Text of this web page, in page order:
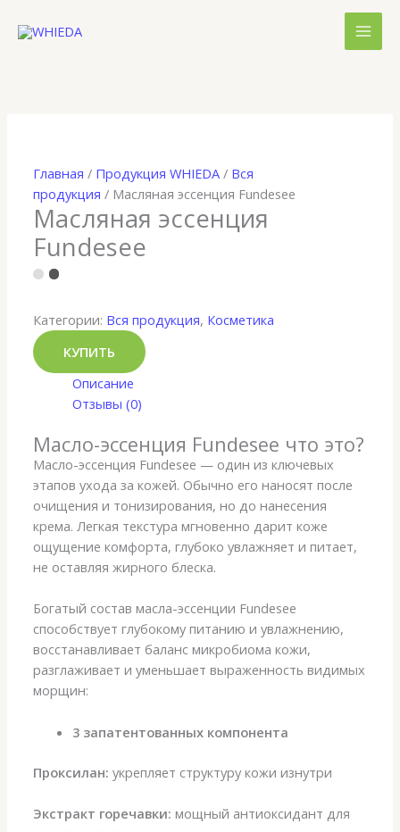
Главная / Продукция WHIEDA / Вся
продукция / Масляная эссенция Fundesee
Масляная эссенция
Fundesee
Категории: Вся продукция, Косметика
КУПИТЬ
Описание
Отзывы (0)
Масло-эссенция Fundesee что это?
Масло-эссенция Fundesee — один из ключевых
этапов ухода за кожей. Обычно его наносят после
очищения и тонизирования, но до нанесения
крема. Легкая текстура мгновенно дарит коже
ощущение комфорта, глубоко увлажняет и питает,
не оставляя жирного блеска.
Богатый состав масла-эссенции Fundesee
способствует глубокому питанию и увлажнению,
восстанавливает баланс микробиома кожи,
разглаживает и уменьшает выраженность видимых
морщин:
3 запатентованных компонента
Проксилан: укрепляет структуру кожи изнутри
Экстракт горечавки: мощный антиоксидант для